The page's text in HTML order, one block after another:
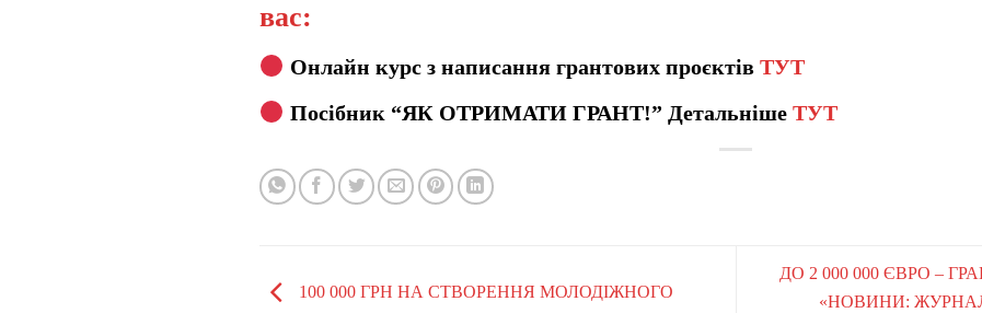
вас:
Онлайн курс з написання грантових проєктів ТУТ
Посібник “ЯК ОТРИМАТИ ГРАНТ!” Детальніше ТУТ
100 000 ГРН НА СТВОРЕННЯ МОЛОДІЖНОГО
ДО 2 000 000 ЄВРО –
«НОВИНИ: